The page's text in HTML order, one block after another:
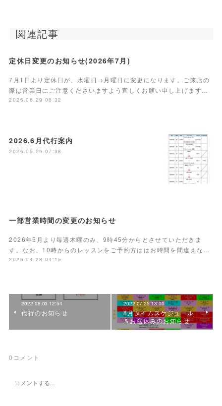
関連記事
定休日変更のお知らせ(2026年7月)
7月1日より定休日が、水曜日→月曜日に変更になります。ご来店の
際は営業日にご注意くださいますよう宜しくお願い申し上げます…
2026.06.29 08:32
2026.6月代行案内
2026.05.29 07:38
一部営業時間の変更のお知らせ
2026年5月より毎週木曜のみ、9時45分からとさせていただきま
す。なお、10時からのレッスンをご予約方ははお時間を間違えな…
2026.04.28 04:15
2022.08.03 12:54
代行のお知らせ
2022.07.25 13:00
8月タイムスケジュール
＆お盆休みのお知らせ
0 コメント